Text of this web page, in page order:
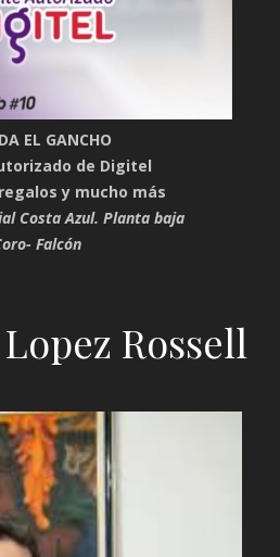
EL GANCHO
de Digitel
y mucho más
Costa Azul. Planta baja
Falcón
Rossell